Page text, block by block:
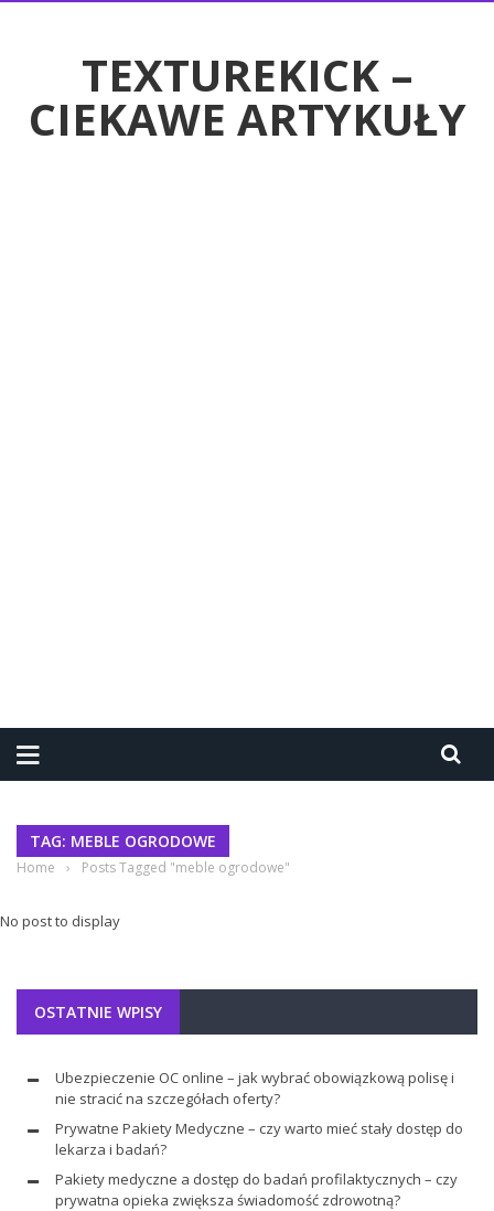
TEXTUREKICK –
CIEKAWE ARTYKUŁY
TAG: MEBLE OGRODOWE
Home › Posts Tagged "meble ogrodowe"
No post to display
OSTATNIE WPISY
Ubezpieczenie OC online – jak wybrać obowiązkową polisę i
nie stracić na szczegółach oferty?
Prywatne Pakiety Medyczne – czy warto mieć stały dostęp do
lekarza i badań?
Pakiety medyczne a dostęp do badań profilaktycznych – czy
prywatna opieka zwiększa świadomość zdrowotną?